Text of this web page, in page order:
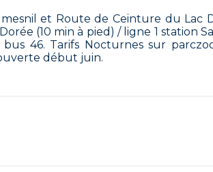
et Route de Ceinture du Lac
(10 min à pied) / ligne 1 station
46. Tarifs Nocturnes sur
début juin.